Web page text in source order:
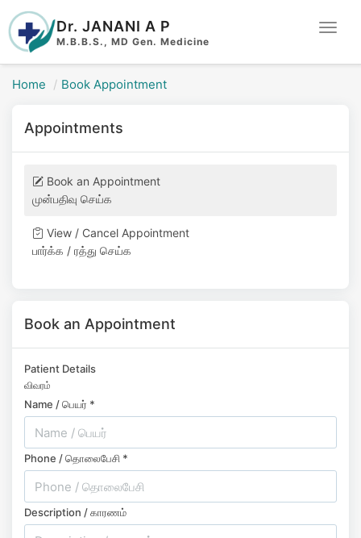
Dr. JANANI A P
M.B.B.S., MD Gen. Medicine
Home Book Appointment
Appointments
Book an Appointment
முன்பதிவு செய்க
View / Cancel Appointment
பார்க்க / ரத்து செய்க
Book an Appointment
Patient Details
விவரம்
Name / பெயர் *
Phone / தொலைபேசி *
Description / காரணம்